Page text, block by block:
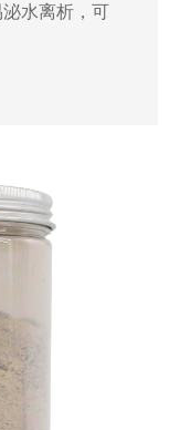
水离析，可